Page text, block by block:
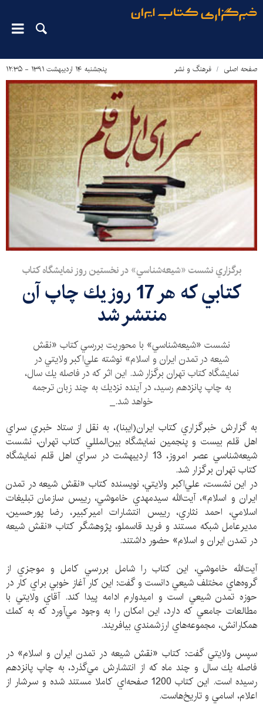
صفحه اصلی فرهنگ و نشر پنجشنبه ۱۴ اردیبهشت ۱۳۹۱ - ۱۲:۳۵
برگزاري نشست «شيعه‌شناسي» در نخستين روز نمايشگاه كتاب
كتابي كه هر 17 روز يك چاپ آن
منتشر شد
نشست «شيعه‌شناسي» با محوريت بررسي كتاب «نقش
شيعه در تمدن ايران و اسلام» نوشته علي‌اكبر ولايتي در
نمايشگاه كتاب تهران برگزار شد. اين اثر كه در فاصله يك سال،
به چاپ پانزدهم رسيد، در آينده نزديك به چند زبان ترجمه
خواهد شد._
به گزارش خبرگزاري كتاب ايران(ايبنا)، به نقل از ستاد خبري سراي
اهل قلم بيست و پنجمين نمايشگاه بين‌المللي كتاب تهران، نشست
شيعه‌شناسي عصر امروز، 13 ارديبهشت در سراي اهل قلم نمايشگاه
كتاب تهران برگزار شد.
در اين نشست، علي‌اكبر ولايتي، نويسنده كتاب «نقش شيعه در تمدن
ايران و اسلام»، آيت‌الله سيدمهدي خاموشي، رييس سازمان تبليغات
اسلامي، احمد نثاري، رييس انتشارات اميركبير، رضا پورحسين،
مديرعامل شبكه مستند و فريد قاسملو، پژوهشگر كتاب «نقش شيعه
در تمدن ايران و اسلام» حضور داشتند.
آيت‌الله خاموشي، اين كتاب را شامل بررسي كامل و موجزي از
گروه‌هاي مختلف شيعي دانست و گفت: اين كار آغاز خوبي براي كار در
حوزه تمدن شيعي است و اميدوارم ادامه پيدا كند. آقاي ولايتي با
مطالعات جامعي كه دارد، اين امكان را به وجود مي‌آورد كه به كمك
همكارانش، مجموعه‌هاي ارزشمندي بيافريند.
سپس ولايتي گفت: كتاب «نقش شيعه در تمدن ايران و اسلام» در
فاصله يك سال و چند ماه كه از انتشارش مي‌گذرد، به چاپ پانزدهم
رسيده است. اين كتاب 1200 صفحه‌اي كاملا مستند شده و سرشار از
اعلام، اسامي و تاريخ‌هاست.